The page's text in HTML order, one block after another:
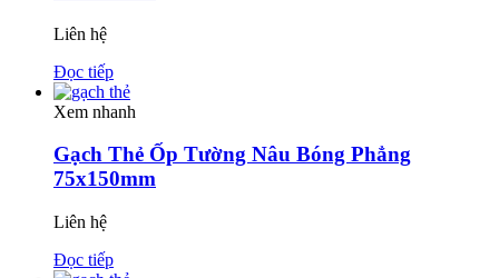
Liên hệ
Đọc tiếp
Xem nhanh
Gạch Thẻ Ốp Tường Nâu Bóng Phẳng
75x150mm
Liên hệ
Đọc tiếp